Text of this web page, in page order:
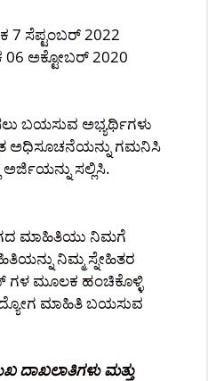
7 ಸೆಪ್ಟಂಬರ್ 2022
ಅಕ್ಟೋಬರ್ 2020
ಬಯಸುವ ಅಭ್ಯರ್ಥಿಗಳು
ಅಧಿಸೂಚನೆಯನ್ನು ಗಮನಿಸಿ
ಸಲ್ಲಿಸಿ.
ಮಾಹಿತಿಯು ನಿಮಗೆ
ನಿಮ್ಮ ಸ್ನೇಹಿತರ
ಗಳ ಮೂಲಕ ಹಂಚಿಕೊಳ್ಳಿ
ಮಾಹಿತಿ ಬಯಸುವ
ದಾಖಲಾತಿಗಳು ಮತ್ತು